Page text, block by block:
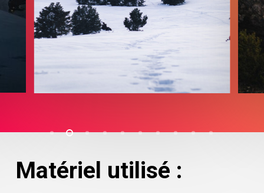
Matériel utilisé :